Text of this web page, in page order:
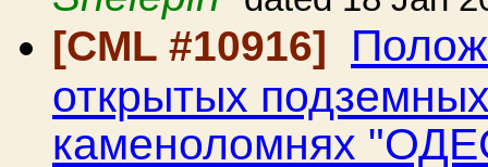
[CML #10916]
открытых
каменоломнях